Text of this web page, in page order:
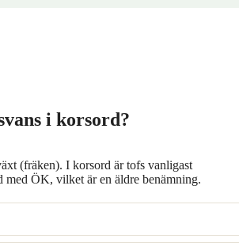
i korsord?
(fräken). I korsord är tofs vanligast
med ÖK, vilket är en äldre benämning.